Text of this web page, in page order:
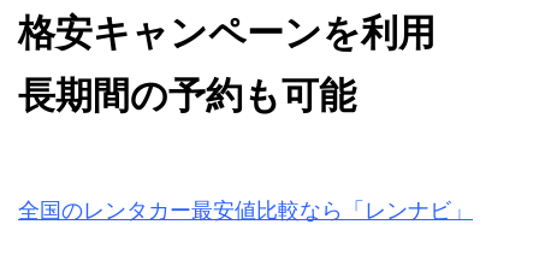
格安キャンペーンを利用
長期間の予約も可能
全国のレンタカー最安値比較なら「レンナビ」